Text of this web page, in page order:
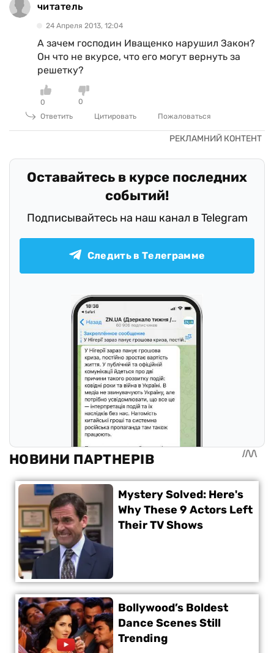
читатель
24 Апреля 2013, 12:04
А зачем господин Иващенко нарушил Закон?
Он что не вкурсе, что его могут вернуть за
решетку?
0
0
Ответить
Цитировать Пожаловаться
Оставайтесь в курсе последних
событий!
Подписывайтесь на наш канал в Telegram
Следить в Телеграмме